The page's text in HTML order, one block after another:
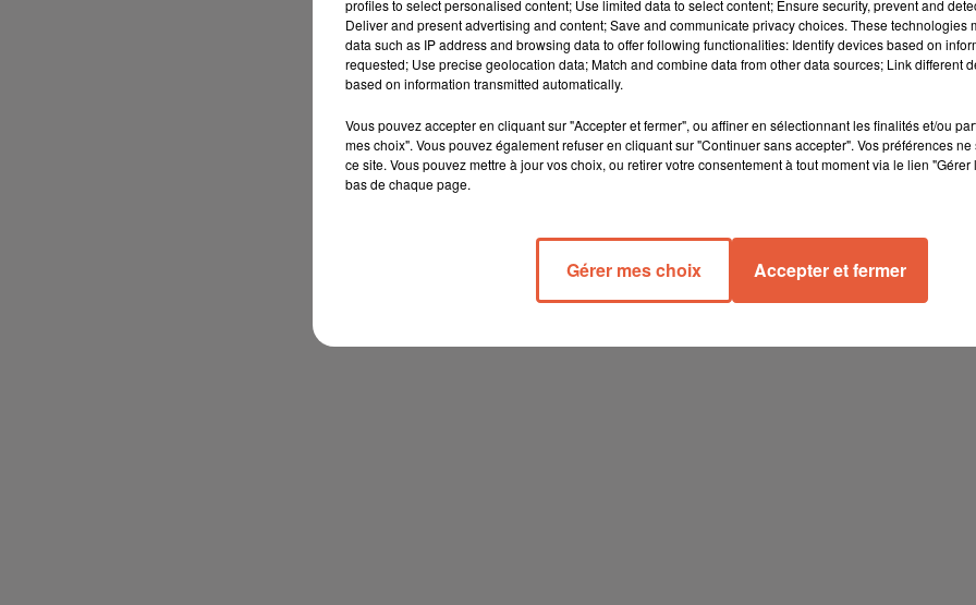
profiles to select personalised content; Use limited data to select content; Ensure security, prevent and
Deliver and present advertising and content; Save and communicate privacy choices. These technologies
data such as IP address and browsing data to offer following functionalities: Identify devices based on
requested; Use precise geolocation data; Match and combine data from other data sources; Link different
based on information transmitted automatically.
Vous pouvez accepter en cliquant sur "Accepter et fermer", ou affiner en sélectionnant les finalités et/ou
mes choix". Vous pouvez également refuser en cliquant sur "Continuer sans accepter". Vos préférences
ce site. Vous pouvez mettre à jour vos choix, ou retirer votre consentement à tout moment via le lien
bas de chaque page.
Gérer mes choix Accepter et fermer